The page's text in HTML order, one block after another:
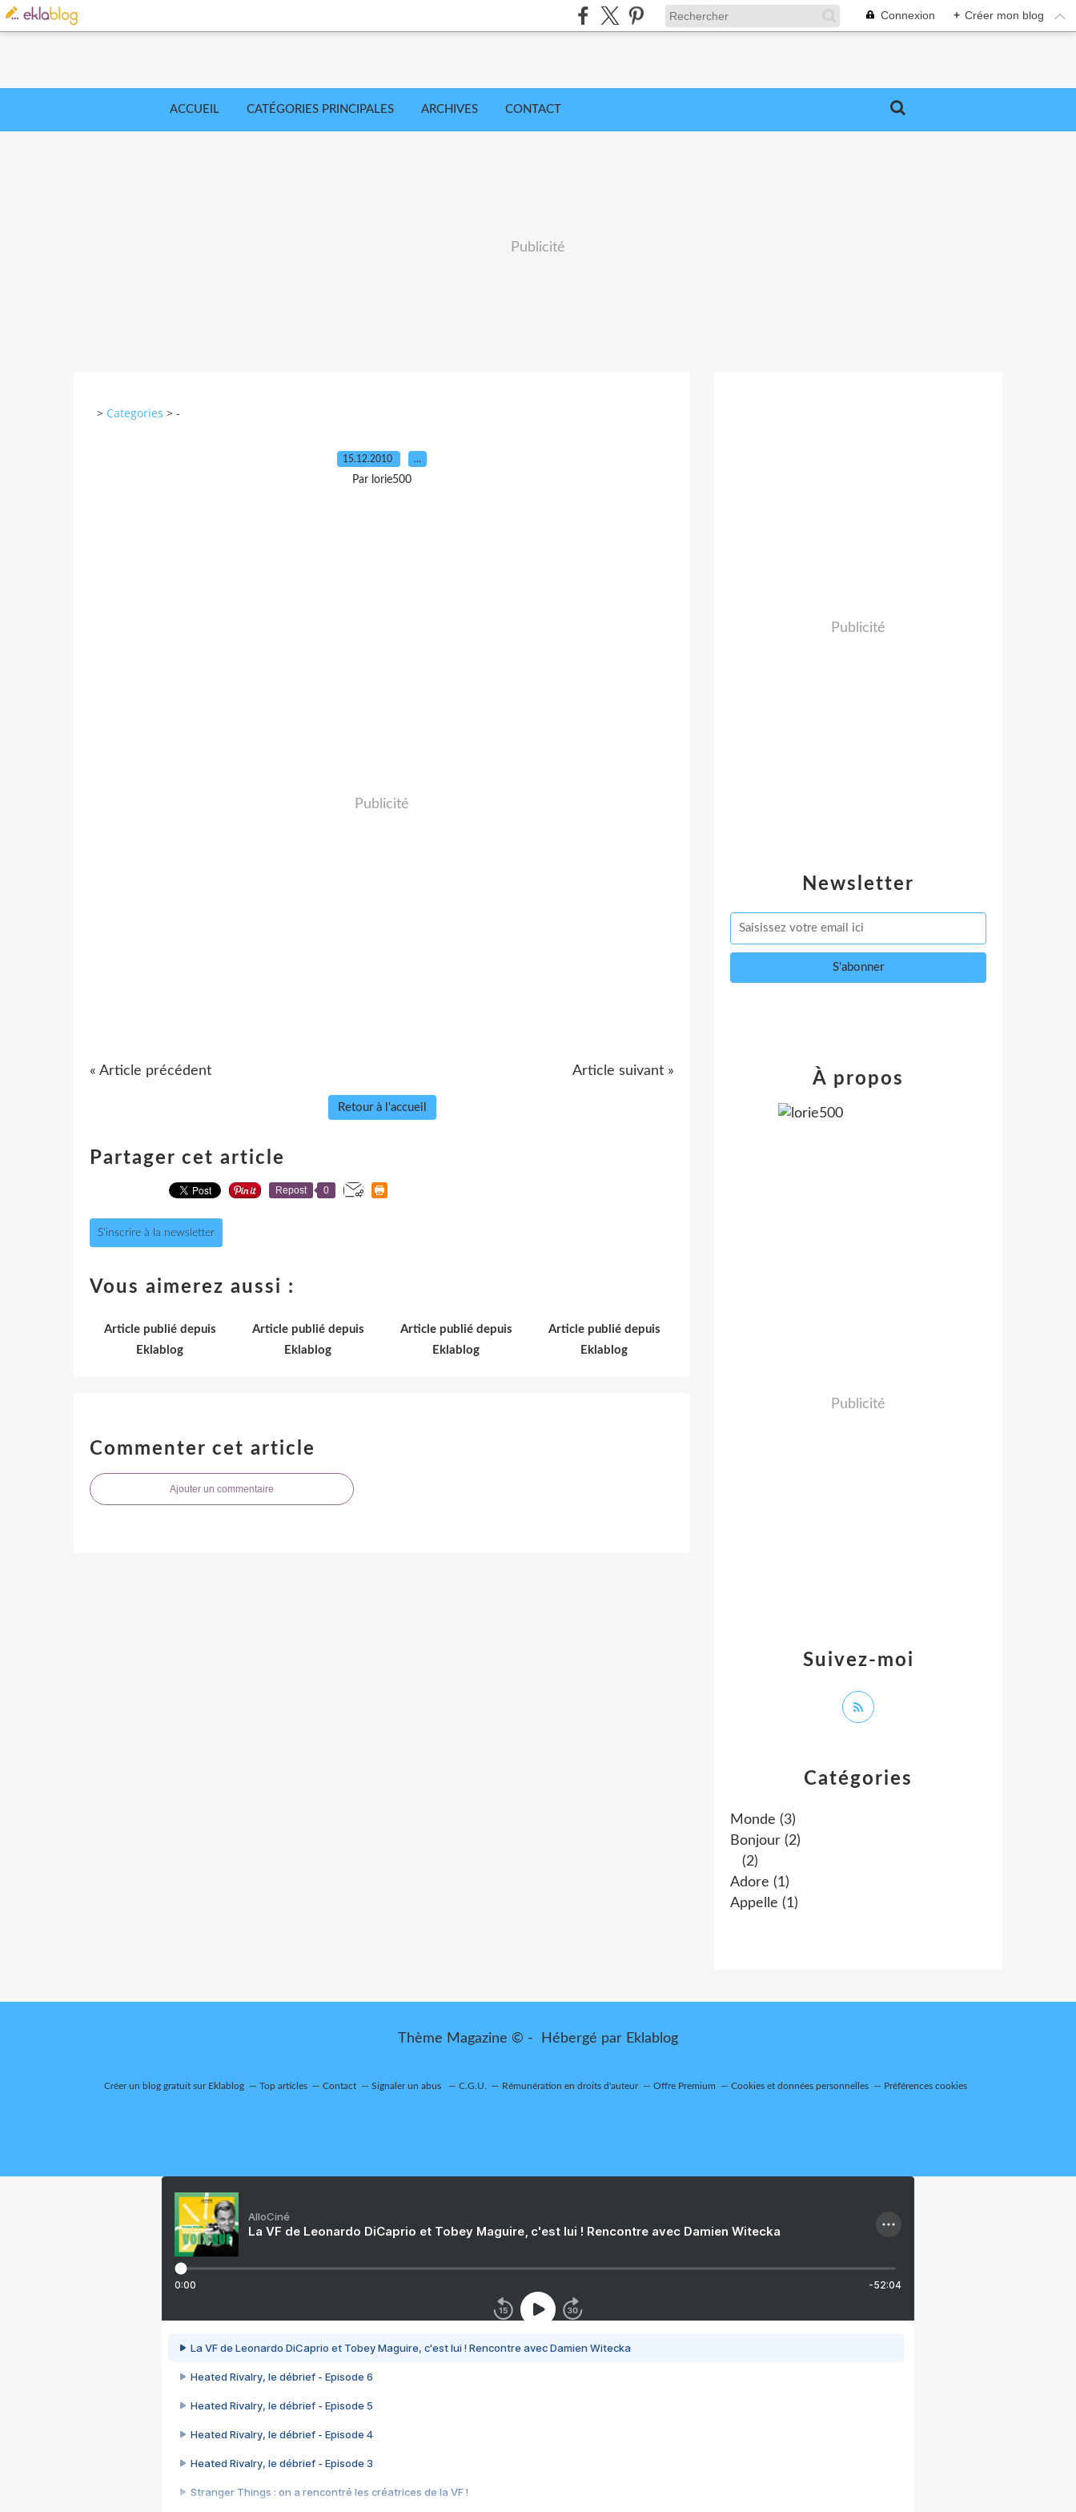
Connexion + Créer mon blog
ACCUEIL CATÉGORIES PRINCIPALES ARCHIVES CONTACT
Publicité
> Categories > -
15.12.2010 …
Par lorie500
Publicité
« Article précédent Article suivant »
Retour à l'accueil
Partager cet article
Repost 0
S'inscrire à la newsletter
Vous aimerez aussi :
Article publié depuis
Eklablog
Article publié depuis
Eklablog
Article publié depuis
Eklablog
Article publié depuis
Eklablog
Commenter cet article
Ajouter un commentaire
Newsletter
Publicité
Catégories
Monde (3)
Bonjour (2)
(2)
Adore (1)
Appelle (1)
Suivez-moi
À propos
Publicité
Thème Magazine © - Hébergé par Eklablog
Créer un blog gratuit sur Eklablog Top articles Contact Signaler un abus C.G.U. Rémunération en droits d'auteur Offre Premium Cookies et données personnelles Préférences cookies
AlloCiné
La VF de Leonardo DiCaprio et Tobey Maguire, c'est lui ! Rencontre avec Damien Witecka
0:00 -52:04
La VF de Leonardo DiCaprio et Tobey Maguire, c'est lui ! Rencontre avec Damien Witecka
Heated Rivalry, le débrief - Episode 6
Heated Rivalry, le débrief - Episode 5
Heated Rivalry, le débrief - Episode 4
Heated Rivalry, le débrief - Episode 3
Stranger Things : on a rencontré les créatrices de la VF !